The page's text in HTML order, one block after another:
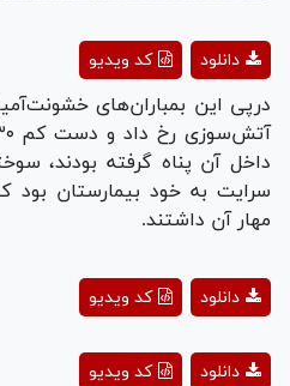
Play
Video
کد ویدیو دانلود
درپی این بمباران‌های
داخل آن پناه گرفته بودند،
سرایت به خود بیمارستان بود
مهار آن داشتند.
Playکد ویدیو دانلود
Playکد ویدیو دانلود